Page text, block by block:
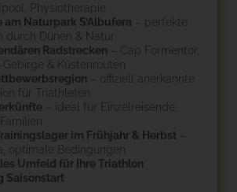
Physiotherapie
am Naturpark S’Albufera – perfekte
durch Dünen & Natur
Radstrecken – Cap Formentor,
& Küstenrouten
– offiziell anerkannte
für Triathleten
– ideal für Einzelreisende,
im Frühjahr & Herbst –
optimale Bedingungen
Umfeld für Ihre Triathlon
Saisonstart